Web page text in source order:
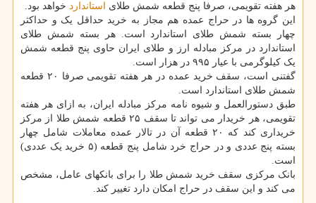
هر هفته تقویمی، صرفا پنج قطعه شمش طلای
استاندارد خواهد بود.
این گروه ها در حراج عمده هم مجاز به خرید حداقل یک و حداکثر
چهار بسته شمش طلای استاندارد است. هر بسته شمش طلای
استاندارد در مرکز مبادله ارز و طلای ایران حاوی پنج قطعه شمش
یک کیلوگرمی با عیار ۹۹۵ در هزار است.
گفتنی است، سقف خرید عمده در هر هفته تقویمی صرفا ۲۰ قطعه
شمش طلای استاندارد است.
طبق دستورالعمل و شیوه نامه مرکز مبادله ایران، به ازای هر هفته
تقویمی، هر خریدار می تواند تا سقف ۲۵ قطعه شمش طلا از مرکز
خریداری کند که ۲۰ قطعه آن در تالار عمده معاملات شامل چهار
بسته پنج عددی و در حراج خرد شامل پنج قطعه (۵ خرید یک عددی)
است.
بانک مرکزی سقف خرید شمش طلا را برای بانکهای عامل، مشخص
می کند و این سقف در حراج امکان دارد تغییر کند.